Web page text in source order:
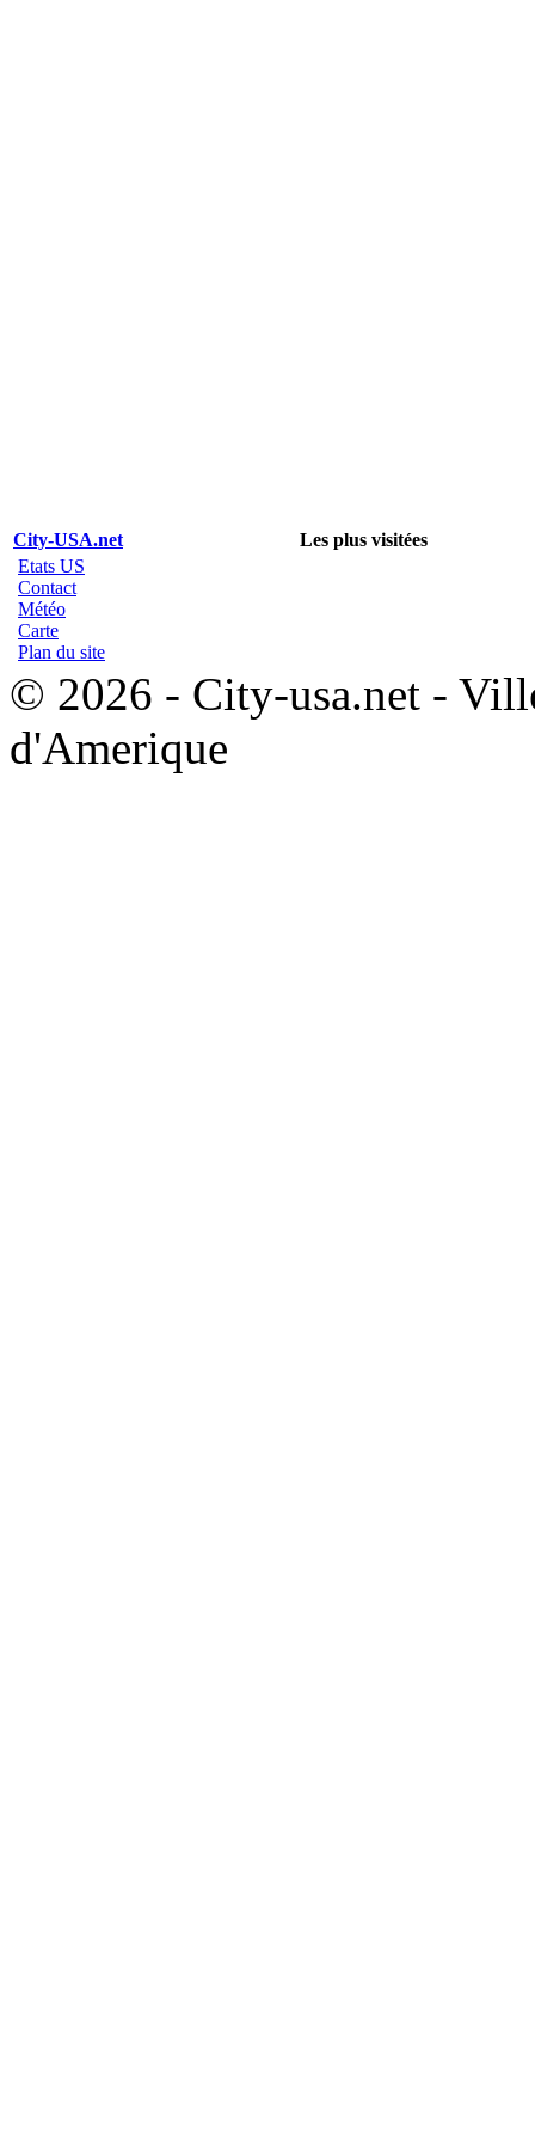
City-USA.net
Les plus visitées
Etats US
Contact
Météo
Carte
Plan du site
© 2026 - City-usa.net -
d'Amerique